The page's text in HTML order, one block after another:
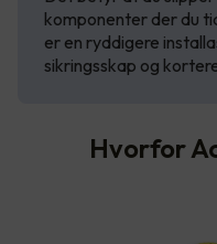
komponenter der du
er en ryddigere
sikringsskap og
Hvorfor